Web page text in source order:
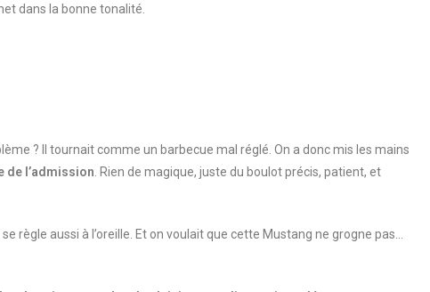
dans la bonne tonalité.
? Il tournait comme un barbecue mal réglé. On a donc mis les mains
de l’admission . Rien de magique, juste du boulot précis, patient, et
règle aussi à l’oreille. Et on voulait que cette Mustang ne grogne pas…